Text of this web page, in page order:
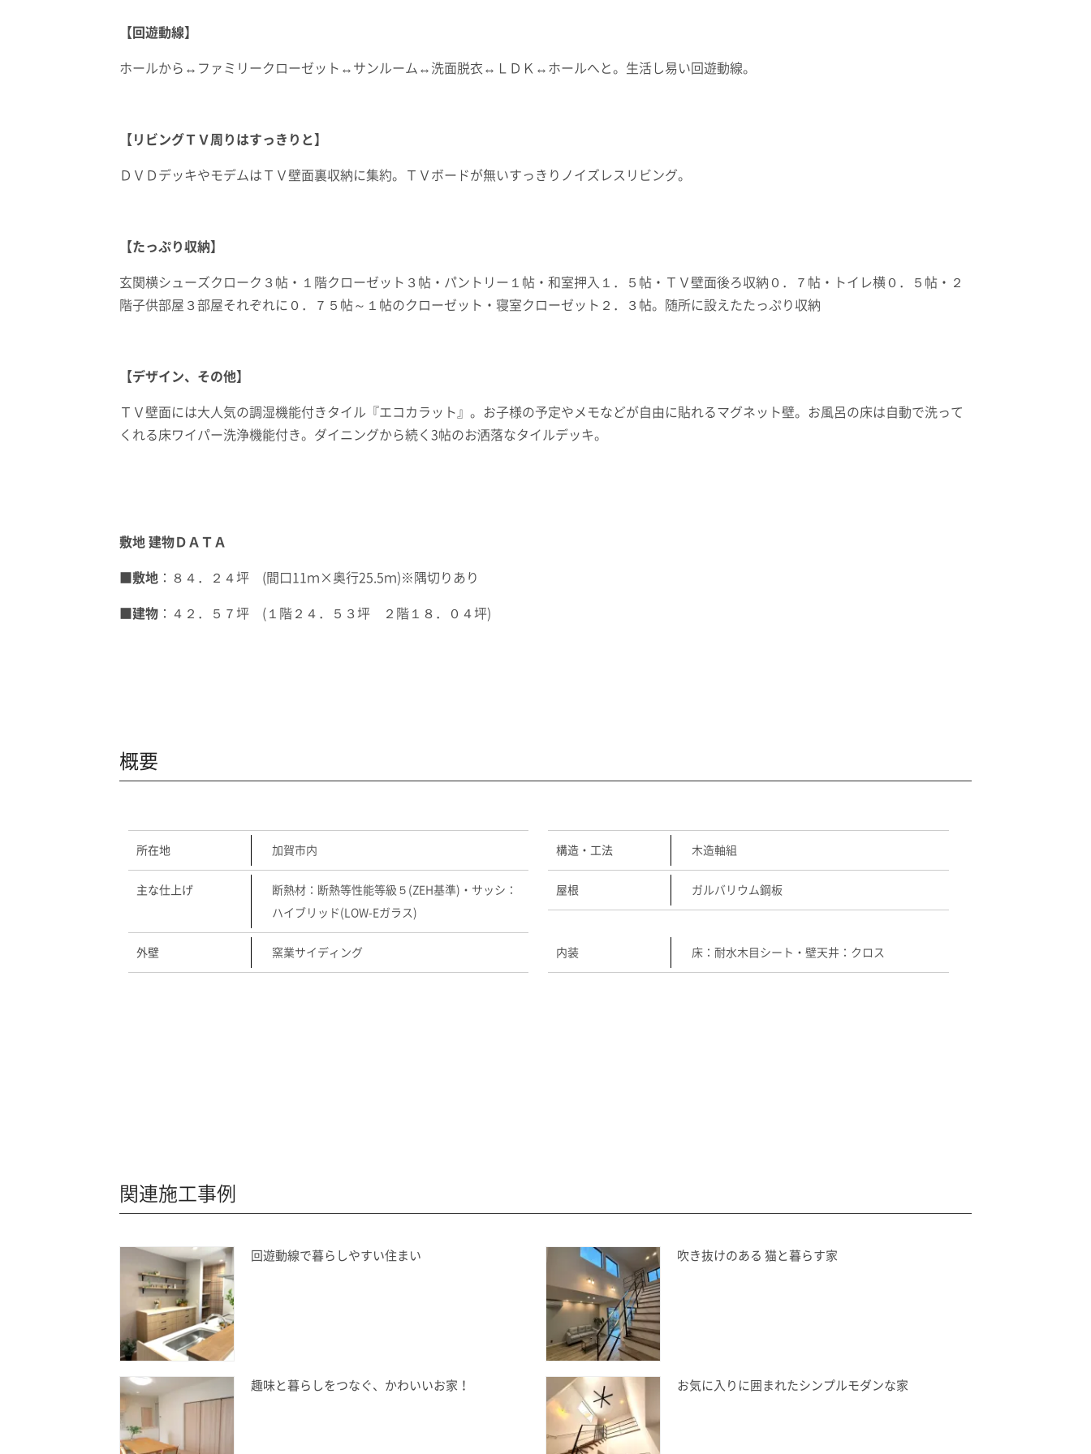
【回遊動線】
ホールから↔ファミリークローゼット↔サンルーム↔洗面脱衣↔ＬＤＫ↔ホールへと。生活し易い回遊動線。
【リビングＴＶ周りはすっきりと】
ＤＶＤデッキやモデムはＴＶ壁面裏収納に集約。ＴＶボードが無いすっきりノイズレスリビング。
【たっぷり収納】
玄関横シューズクローク３帖・１階クローゼット３帖・パントリー１帖・和室押入１．５帖・ＴＶ壁面後ろ収納０．７帖・トイレ横０．５帖・２
階子供部屋３部屋それぞれに０．７５帖～１帖のクローゼット・寝室クローゼット２．３帖。随所に設えたたっぷり収納
【デザイン、その他】
ＴＶ壁面には大人気の調湿機能付きタイル『エコカラット』。お子様の予定やメモなどが自由に貼れるマグネット壁。お風呂の床は自動で洗って
くれる床ワイパー洗浄機能付き。ダイニングから続く3帖のお洒落なタイルデッキ。
敷地 建物ＤＡＴＡ
■敷地 ：８４．２４坪 (間口11ｍ×奥行25.5ｍ)※隅切りあり
■建物 ：４２．５７坪 (１階２４．５３坪 ２階１８．０４坪)
概要
所在地 加賀市内 構造・工法 木造軸組
主な仕上げ
断熱材：断熱等性能等級５(ZEH基準)・サッシ：
ハイブリッド(LOW-Eガラス)
屋根 ガルバリウム鋼板
外壁 窯業サイディング 内装 床：耐水木目シート・壁天井：クロス
関連施工事例
回遊動線で暮らしやすい住まい 吹き抜けのある 猫と暮らす家
趣味と暮らしをつなぐ、かわいいお家！ お気に入りに囲まれたシンプルモダンな家